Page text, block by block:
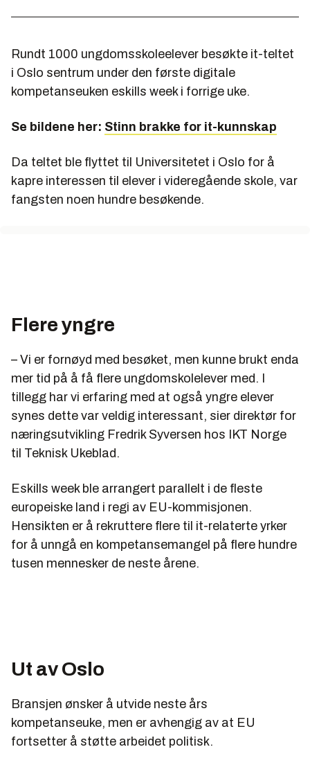
Rundt 1000 ungdomsskoleelever besøkte it-teltet
i Oslo sentrum under den første digitale
kompetanseuken eskills week i forrige uke.
Se bildene her: Stinn brakke for it-kunnskap
Da teltet ble flyttet til Universitetet i Oslo for å
kapre interessen til elever i videregående skole, var
fangsten noen hundre besøkende.
Flere yngre
– Vi er fornøyd med besøket, men kunne brukt enda
mer tid på å få flere ungdomskolelever med. I
tillegg har vi erfaring med at også yngre elever
synes dette var veldig interessant, sier direktør for
næringsutvikling Fredrik Syversen hos IKT Norge
til Teknisk Ukeblad.
Eskills week ble arrangert parallelt i de fleste
europeiske land i regi av EU-kommisjonen.
Hensikten er å rekruttere flere til it-relaterte yrker
for å unngå en kompetansemangel på flere hundre
tusen mennesker de neste årene.
Ut av Oslo
Bransjen ønsker å utvide neste års
kompetanseuke, men er avhengig av at EU
fortsetter å støtte arbeidet politisk.